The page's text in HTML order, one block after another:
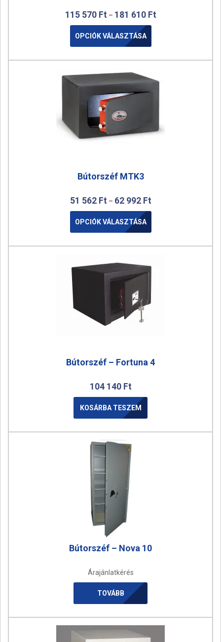
115 570 Ft – 181 610 Ft
OPCIÓK VÁLASZTÁSA
Bútorszéf MTK3
51 562 Ft – 62 992 Ft
OPCIÓK VÁLASZTÁSA
Bútorszéf – Fortuna 4
104 140 Ft
KOSÁRBA TESZEM
Bútorszéf – Nova 10
Árajánlatkérés
TOVÁBB